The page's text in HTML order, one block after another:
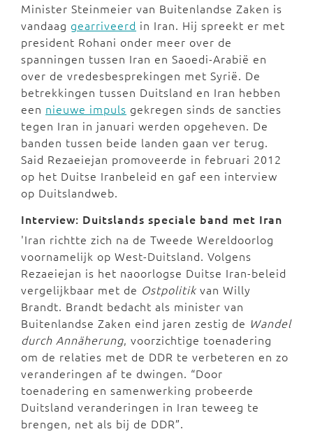
Minister Steinmeier van Buitenlandse Zaken is
vandaag gearriveerd in Iran. Hij spreekt er met
president Rohani onder meer over de
spanningen tussen Iran en Saoedi-Arabië en
over de vredesbesprekingen met Syrië. De
betrekkingen tussen Duitsland en Iran hebben
een nieuwe impuls gekregen sinds de sancties
tegen Iran in januari werden opgeheven. De
banden tussen beide landen gaan ver terug.
Said Rezaeiejan promoveerde in februari 2012
op het Duitse Iranbeleid en gaf een interview
op Duitslandweb.
Interview: Duitslands speciale band met Iran
'Iran richtte zich na de Tweede Wereldoorlog
voornamelijk op West-Duitsland. Volgens
Rezaeiejan is het naoorlogse Duitse Iran-beleid
vergelijkbaar met de Ostpolitik van Willy
Brandt. Brandt bedacht als minister van
Buitenlandse Zaken eind jaren zestig de Wandel
durch Annäherung, voorzichtige toenadering
om de relaties met de DDR te verbeteren en zo
veranderingen af te dwingen. “Door
toenadering en samenwerking probeerde
Duitsland veranderingen in Iran teweeg te
brengen, net als bij de DDR”.